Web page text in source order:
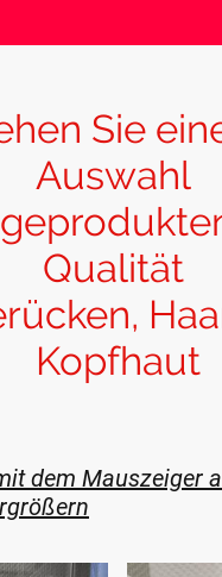
Sie
Auswahl
Qualität
Kopfhaut
dem Mauszeiger